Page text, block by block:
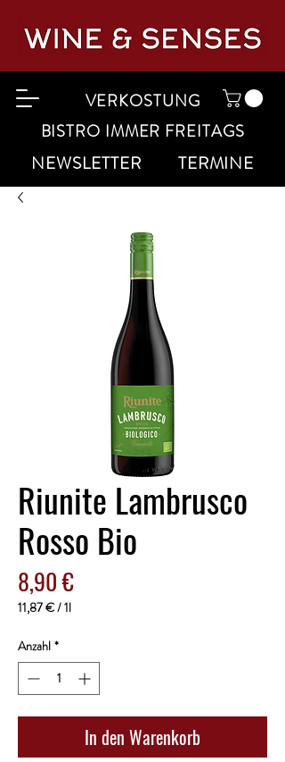
VERKOSTUNG
BISTRO IMMER FREITAGS
NEWSLETTER TERMINE
Riunite Lambrusco
Rosso Bio
8,90 €Preis
11,87 €/1l
pro
1
Liter
Anzahl *
In den Warenkorb